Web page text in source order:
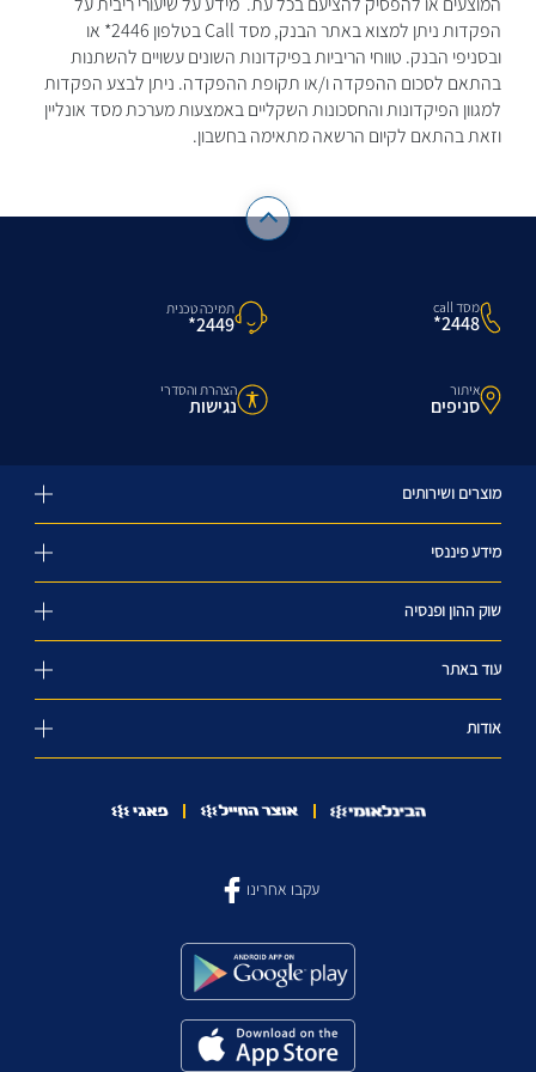
המוצעים או להפסיק להציעם בכל עת. מידע על שיעורי ריבית על
הפקדות ניתן למצוא באתר הבנק, מסד Call בטלפון 2446* או
ובסניפי הבנק. טווחי הריביות בפיקדונות השונים עשויים להשתנות
בהתאם לסכום ההפקדה ו/או תקופת ההפקדה. ניתן לבצע הפקדות
למגוון הפיקדונות והחסכונות השקליים באמצעות מערכת מסד אונליין
וזאת בהתאם לקיום הרשאה מתאימה בחשבון.
מסד call
2448*
תמיכה טכנית
2449*
איתור
סניפים
הצהרת והסדרי
נגישות
מוצרים ושירותים
מידע פיננסי
שוק ההון ופנסיה
עוד באתר
אודות
עקבו אחרינו